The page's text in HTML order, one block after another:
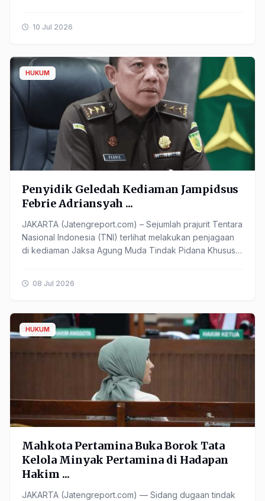
10 Jul 2026
HUKUM
Penyidik Geledah Kediaman Jampidsus
Febrie Adriansyah ...
JAKARTA (Jatengreport.com) – Sejumlah prajurit Tentara
Nasional Indonesia (TNI) terlihat melakukan penjagaan
di kediaman Jaksa Agung Muda Tindak Pidana Khusus
08 Jul 2026
HUKUM
Mahkota Pertamina Buka Borok Tata
Kelola Minyak Pertamina di Hadapan
Hakim ...
JAKARTA (Jatengreport.com) — Sidang dugaan tindak